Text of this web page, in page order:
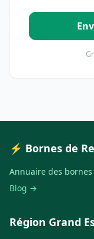
⚡ Bornes de
Annuaire des
Blog →
Région Grand